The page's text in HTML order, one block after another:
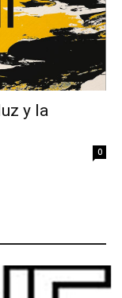
y la
0